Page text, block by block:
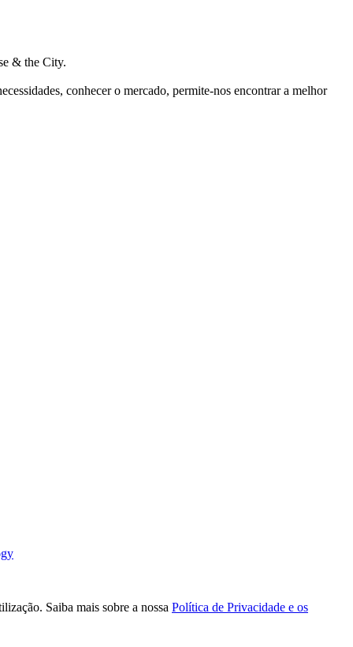
& the City.
conhecer o mercado, permite-nos encontrar a melhor
Saiba mais sobre a nossa Política de Privacidade e os